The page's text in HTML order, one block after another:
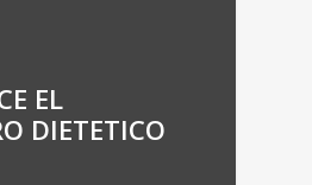
EL
DIETETICO